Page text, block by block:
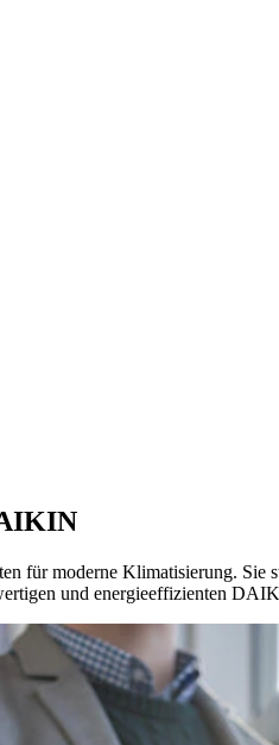
für moderne Klimatisierung. Sie
und energieeffizienten